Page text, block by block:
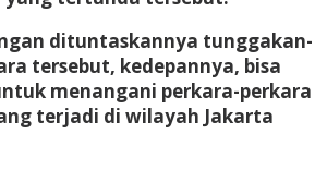
dituntaskannya tunggakan-
tersebut, kedepannya, bisa
menangani perkara-perkara
terjadi di wilayah Jakarta